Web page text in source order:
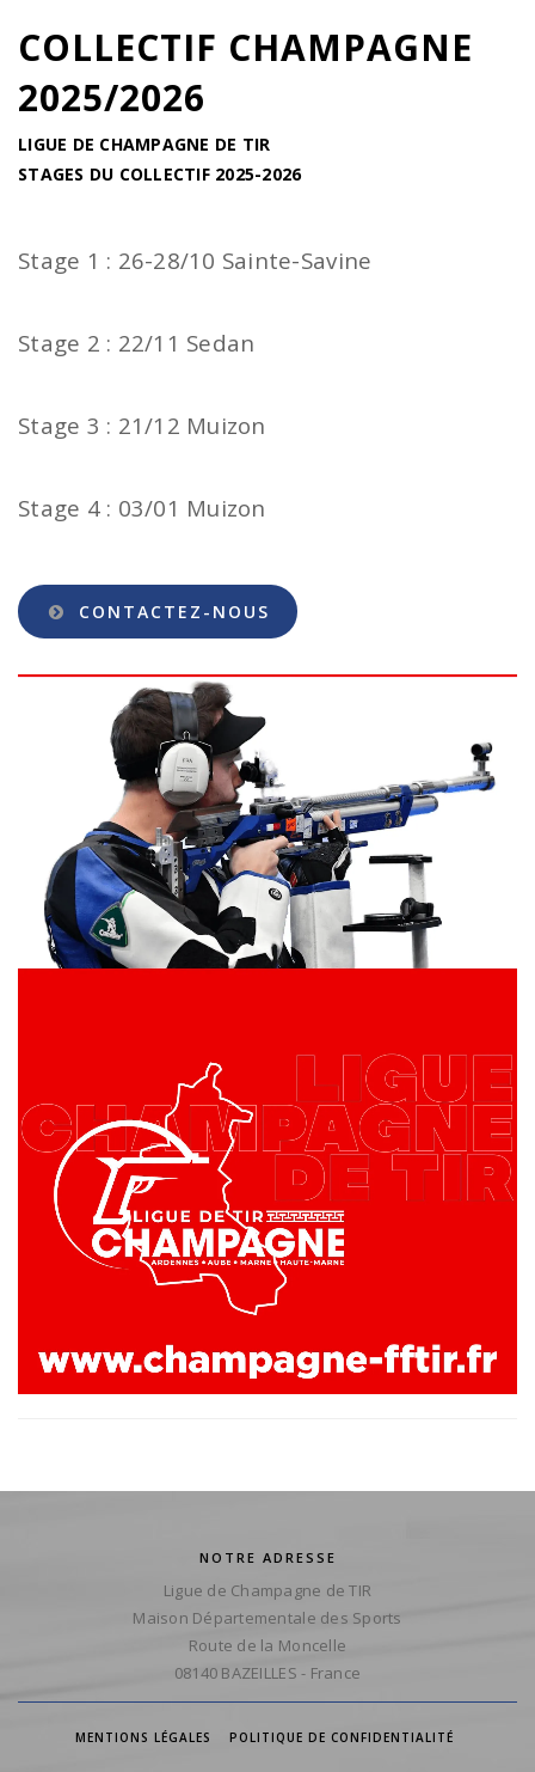
COLLECTIF CHAMPAGNE
2025/2026
LIGUE DE CHAMPAGNE DE TIR
STAGES DU COLLECTIF 2025-2026
Stage 1 : 26-28/10 Sainte-Savine
Stage 2 : 22/11 Sedan
Stage 3 : 21/12 Muizon
Stage 4 : 03/01 Muizon
CONTACTEZ-NOUS
NOTRE ADRESSE
Ligue de Champagne de TIR
Maison Départementale des Sports
Route de la Moncelle
08140 BAZEILLES - France
MENTIONS LÉGALES POLITIQUE DE CONFIDENTIALITÉ